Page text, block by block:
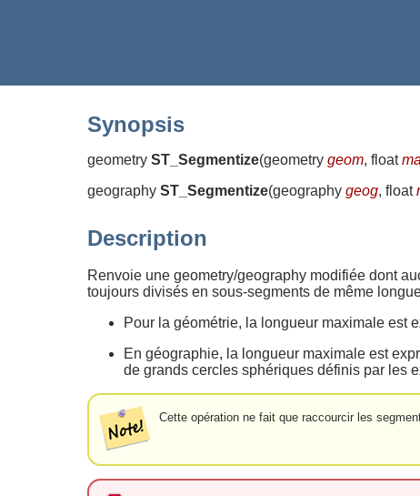
Synopsis
geometry ST_Segmentize(geometry geom, float
geography ST_Segmentize(geography geog, float
Description
Renvoie une geometry/geography modifiée dont
toujours divisés en sous-segments de même
Pour la géométrie, la longueur maximale est
En géographie, la longueur maximale est
de grands cercles sphériques définis par les
Cette opération ne fait que raccourcir les